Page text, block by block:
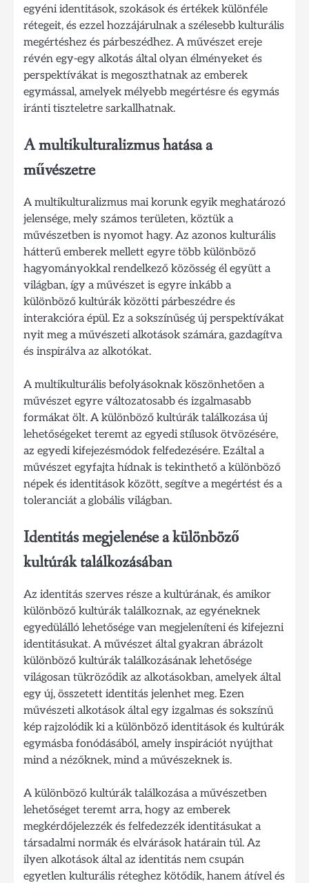
egyéni identitások, szokások és értékek különféle
rétegeit, és ezzel hozzájárulnak a szélesebb kulturális
megértéshez és párbeszédhez. A művészet ereje
révén egy-egy alkotás által olyan élményeket és
perspektívákat is megoszthatnak az emberek
egymással, amelyek mélyebb megértésre és egymás
iránti tiszteletre sarkallhatnak.
A multikulturalizmus hatása a
művészetre
A multikulturalizmus mai korunk egyik meghatározó
jelensége, mely számos területen, köztük a
művészetben is nyomot hagy. Az azonos kulturális
hátterű emberek mellett egyre több különböző
hagyományokkal rendelkező közösség él együtt a
világban, így a művészet is egyre inkább a
különböző kultúrák közötti párbeszédre és
interakcióra épül. Ez a sokszínűség új perspektívákat
nyit meg a művészeti alkotások számára, gazdagítva
és inspirálva az alkotókat.
A multikulturális befolyásoknak köszönhetően a
művészet egyre változatosabb és izgalmasabb
formákat ölt. A különböző kultúrák találkozása új
lehetőségeket teremt az egyedi stílusok ötvözésére,
az egyedi kifejezésmódok felfedezésére. Ezáltal a
művészet egyfajta hídnak is tekinthető a különböző
népek és identitások között, segítve a megértést és a
toleranciát a globális világban.
Identitás megjelenése a különböző
kultúrák találkozásában
Az identitás szerves része a kultúrának, és amikor
különböző kultúrák találkoznak, az egyéneknek
egyedülálló lehetősége van megjeleníteni és kifejezni
identitásukat. A művészet által gyakran ábrázolt
különböző kultúrák találkozásának lehetősége
világosan tükröződik az alkotásokban, amelyek által
egy új, összetett identitás jelenhet meg. Ezen
művészeti alkotások által egy izgalmas és sokszínű
kép rajzolódik ki a különböző identitások és kultúrák
egymásba fonódásából, amely inspirációt nyújthat
mind a nézőknek, mind a művészeknek is.
A különböző kultúrák találkozása a művészetben
lehetőséget teremt arra, hogy az emberek
megkérdőjelezzék és felfedezzék identitásukat a
társadalmi normák és elvárások határain túl. Az
ilyen alkotások által az identitás nem csupán
egyetlen kulturális réteghez kötődik, hanem átível és